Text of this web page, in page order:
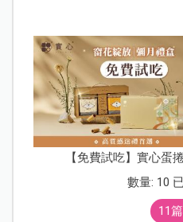
【免費試吃】實心蛋
數量: 10
11